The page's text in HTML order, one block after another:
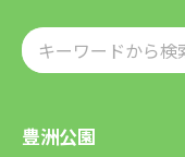
豊洲公園